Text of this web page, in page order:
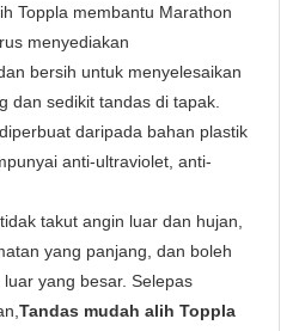
Toppla membantu Marathon
menyediakan
bersih untuk menyelesaikan
dan sedikit tandas di tapak.
daripada bahan plastik
anti-ultraviolet, anti-
takut angin luar dan hujan,
yang panjang, dan boleh
yang besar. Selepas
Tandas mudah alih Toppla